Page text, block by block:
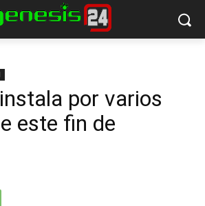
por varios
este fin de